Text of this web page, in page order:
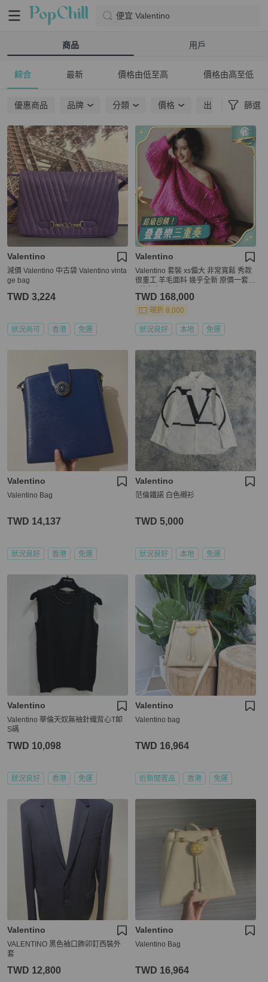
便宜 Valentino
商品 用戶
綜合 最新 價格由低至高 價格由高至低
優惠商品 品牌 分類 價格 出貨地點 篩選
Valentino
減價 Valentino 中古袋 Valentino vinta
ge bag
TWD 3,224
狀況尚可 香港 免運
Valentino
Valentino 套裝 xs偏大 非常寬鬆 秀款
很重工 羊毛面料 幾乎全新 原價一套4
TWD 168,000
現折 8,000
狀況良好 本地 免運
Valentino
Valentino Bag
TWD 14,137
狀況良好 香港 免運
Valentino
范倫鐵諾 白色襯衫
TWD 5,000
狀況良好 本地 免運
Valentino
Valentino 華倫天奴無袖針織背心T卹
S碼
TWD 10,098
狀況良好 香港 免運
Valentino
Valentino bag
TWD 16,964
近新閒置品 香港 免運
Valentino
VALENTINO 黑色袖口飾卯釘西裝外
套
TWD 12,800
Valentino
Valentino Bag
TWD 16,964